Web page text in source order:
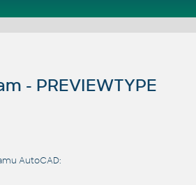
- PREVIEWTYPE
AutoCAD: